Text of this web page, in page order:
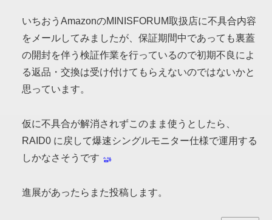
いちおうAmazonのMINISFORUM取扱店に不具合内容
をメールしてみましたが、保証期間中であっても裏蓋
の開封を伴う検証作業を行っているので初期不良によ
る返品・交換は受け付けてもらえないのではないかと
思っています。
仮に不具合が解消されずこのまま使うとしたら、
RAID0 に戻して爆速シングルモニター仕様で運用する
しかなさそうです
進展があったらまた投稿します。